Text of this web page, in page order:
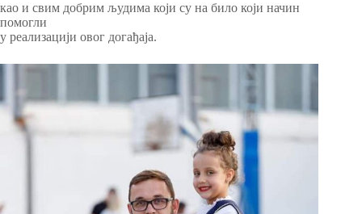
као и свим добрим људима који су на било који начин
помогли
у реализацији овог догађаја.